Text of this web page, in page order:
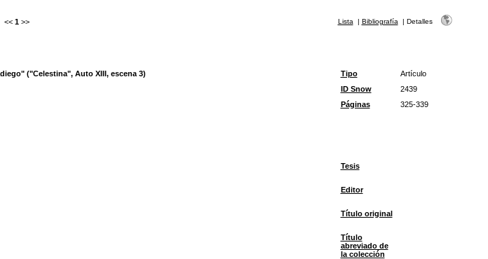
<< 1 >> Lista | Bibliografía | Detalles
("Celestina", Auto XIII, escena 3) Tipo
Artículo
ID Snow
2439
Páginas
325-339
Tesis
Editor
Título original
Título
abreviado de
la colección